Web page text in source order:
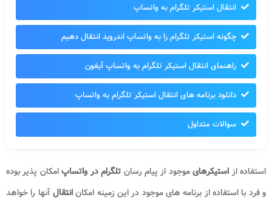
انتقال استیکر تلگرام به واتساپ
چگونه استیکر تلگرام را به واتساپ اندروید انتقال دهیم
راهنمای انتقال استیکر تلگرام به واتساپ آیفون
دانلود برنامه های انتقال استیکر تلگرام به واتساپ
سوالات متداول
استفاده از استیکرهایموجود از پیام رسان تلگرام در واتساپامکان پذیر بوده
و فرد با استفاده از برنامه های موجود در این زمینه امکانانتقالآنها را خواهد